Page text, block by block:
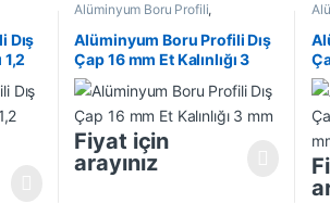
Dış
1,2
Alüminyum Boru Profili,
Alüminyum Profil
İndirimli Ürünler
Alüminyum Boru Profili Dış
Çap 16 mm Et Kalınlığı 3
mm
Fiyat için
arayınız
mm